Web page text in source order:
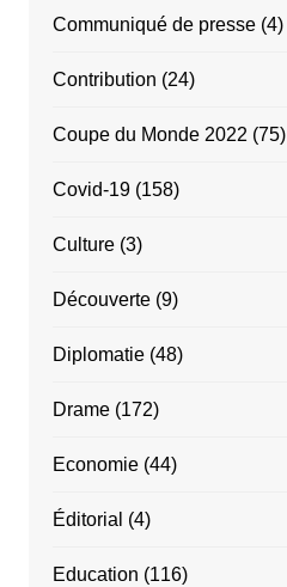
Communiqué de presse(4)
Contribution (24)
Coupe du Monde 2022 (75)
Covid-19(158)
Culture(3)
Découverte(9)
Diplomatie(48)
Drame(172)
Economie(44)
Éditorial (4)
Education (116)